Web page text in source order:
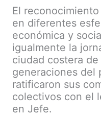
El
en diferentes
económica y
igualmente la
ciudad costera
generaciones del
ratificaron sus
colectivos con el
en Jefe.